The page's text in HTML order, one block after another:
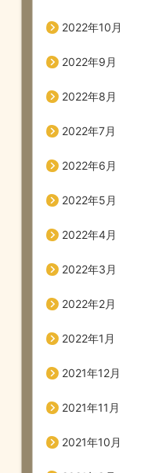
2022年10月
2022年9月
2022年8月
2022年7月
2022年6月
2022年5月
2022年4月
2022年3月
2022年2月
2022年1月
2021年12月
2021年11月
2021年10月